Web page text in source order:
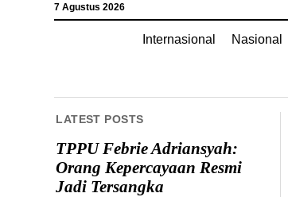
7 Agustus 2026
Internasional Nasional
LATEST POSTS
TPPU Febrie Adriansyah:
Orang Kepercayaan Resmi
Jadi Tersangka